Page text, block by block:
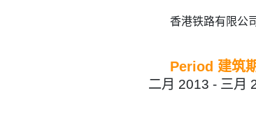
香港铁路有限公
Period 建筑
二月 2013 - 三月